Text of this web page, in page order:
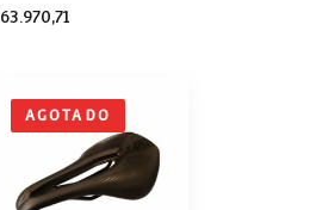
63.970,71
AGOTADO